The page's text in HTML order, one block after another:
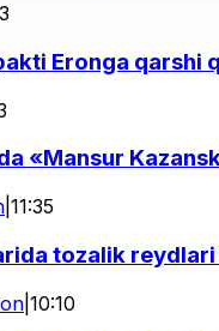
Eronga qarshi
«Mansur
11:35
tozalik
10:10